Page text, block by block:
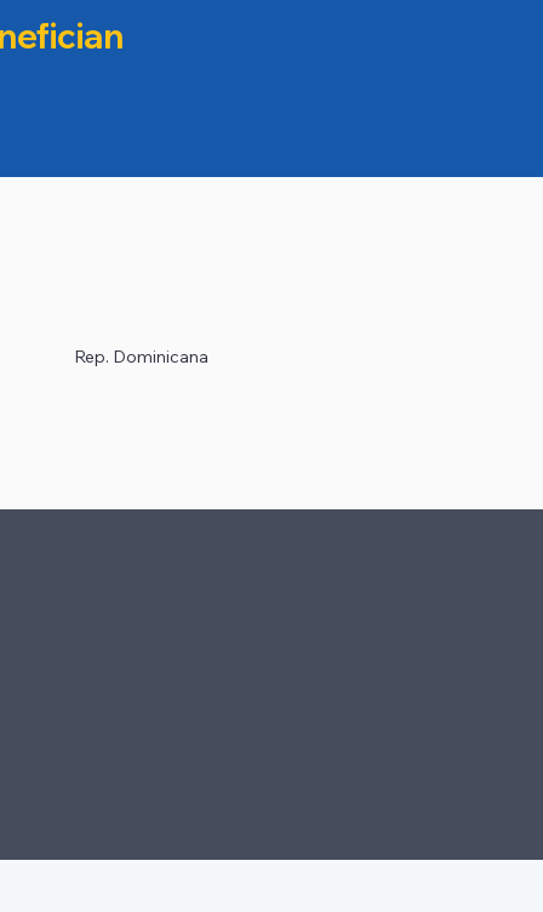
Rep. Dominicana